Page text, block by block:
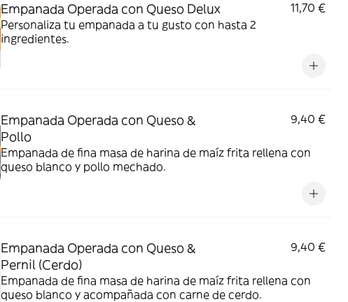
Empanada Operada con Queso Delux
11,70 €
Personaliza tu empanada a tu gusto con hasta 2
ingredientes.
Empanada Operada con Queso &
Pollo
9,40 €
Empanada de fina masa de harina de maíz frita rellena con
queso blanco y pollo mechado.
Empanada Operada con Queso &
Pernil (Cerdo)
9,40 €
Empanada de fina masa de harina de maíz frita rellena con
queso blanco y acompañada con carne de cerdo.